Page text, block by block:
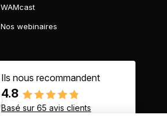
WAMcast
Nos webinaires
Ils nous recommandent
4.8
Basé sur 65 avis clients